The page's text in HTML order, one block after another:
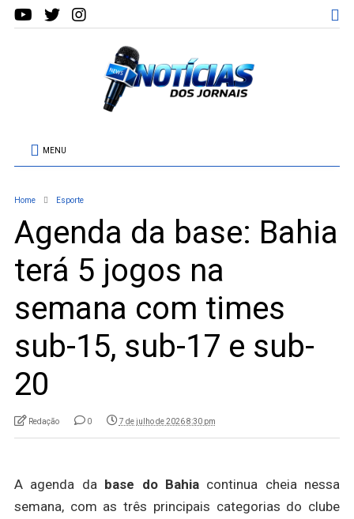
MENU
Home Esporte
Agenda da base: Bahia
terá 5 jogos na
semana com times
sub-15, sub-17 e sub-
20
Redação 0 7 de julho de 2026 8:30 pm
A agenda da base do Bahiacontinua cheia nessa
semana, com as três principais categorias do clube